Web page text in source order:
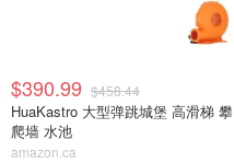
$390.99 $458.44
HuaKastro 大型弹跳城堡 高滑梯 攀
爬墙 水池
amazon.ca